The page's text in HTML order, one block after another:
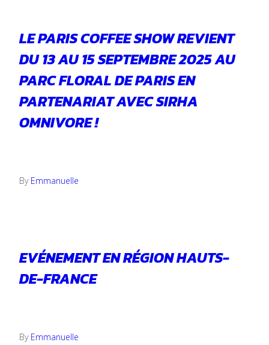
LE PARIS COFFEE SHOW REVIENT
DU 13 AU 15 SEPTEMBRE 2025 AU
PARC FLORAL DE PARIS EN
PARTENARIAT AVEC SIRHA
OMNIVORE !
By Emmanuelle
EVÉNEMENT EN RÉGION HAUTS-
DE-FRANCE
By Emmanuelle